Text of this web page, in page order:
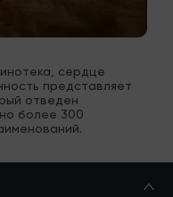
сердце
представляет
отведен
более 300